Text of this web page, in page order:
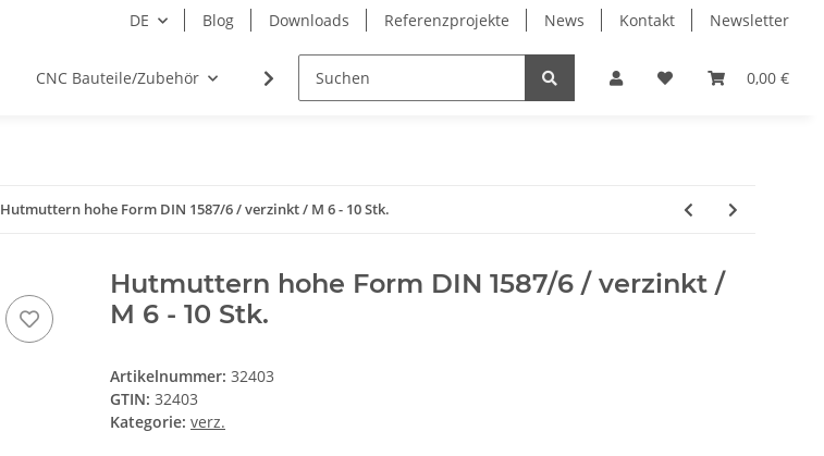
DE Blog Downloads Referenzprojekte News Kontakt Newsletter
0,00 €
CNC Bauteile/Zubehör Elektro Lagertechnik Lineartechnik
Hutmuttern hohe Form DIN 1587/6 / verzinkt / M 6 - 10 Stk.
Hutmuttern hohe Form DIN 1587/6 / verzinkt /
M 6 - 10 Stk.
Artikelnummer: 32403
GTIN: 32403
Kategorie: verz.